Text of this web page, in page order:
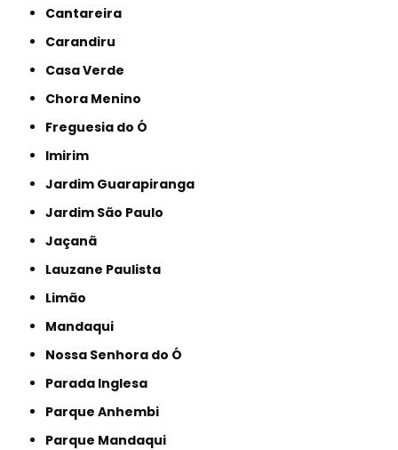
Cantareira
Carandiru
Casa Verde
Chora Menino
Freguesia do Ó
Imirim
Jardim Guarapiranga
Jardim São Paulo
Jaçanã
Lauzane Paulista
Limão
Mandaqui
Nossa Senhora do Ó
Parada Inglesa
Parque Anhembi
Parque Mandaqui